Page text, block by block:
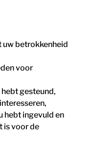
betrokkenheid
voor
gesteund,
hebt ingevuld en
is voor de